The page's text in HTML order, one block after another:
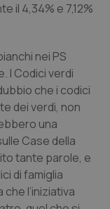
il 4,34% e 7,12%
nei PS
I Codici verdi
che i codici
dei verdi, non
una
Case della
tante parole, e
di famiglia
l’iniziativa